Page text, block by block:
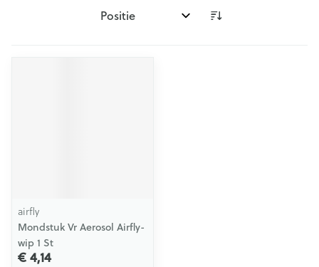
Sorteer op:
airfly
Mondstuk Vr Aerosol Airfly-
wip 1 St
€ 4,14